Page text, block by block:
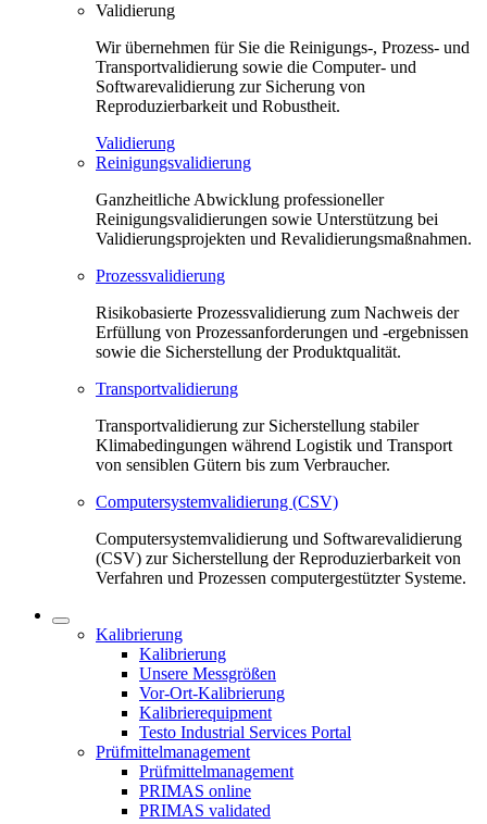
Validierung
Wir übernehmen für Sie die Reinigungs-, Prozess- und
Transportvalidierung sowie die Computer- und
Softwarevalidierung zur Sicherung von
Reproduzierbarkeit und Robustheit.
Validierung
Reinigungsvalidierung
Ganzheitliche Abwicklung professioneller
Reinigungsvalidierungen sowie Unterstützung bei
Validierungsprojekten und Revalidierungsmaßnahmen.
Prozessvalidierung
Risikobasierte Prozessvalidierung zum Nachweis der
Erfüllung von Prozessanforderungen und -ergebnissen
sowie die Sicherstellung der Produktqualität.
Transportvalidierung
Transportvalidierung zur Sicherstellung stabiler
Klimabedingungen während Logistik und Transport
von sensiblen Gütern bis zum Verbraucher.
Computersystemvalidierung (CSV)
Computersystemvalidierung und Softwarevalidierung
(CSV) zur Sicherstellung der Reproduzierbarkeit von
Verfahren und Prozessen computergestützter Systeme.
Kalibrierung
Kalibrierung
Unsere Messgrößen
Vor-Ort-Kalibrierung
Kalibrierequipment
Testo Industrial Services Portal
Prüfmittelmanagement
Prüfmittelmanagement
PRIMAS online
PRIMAS validated